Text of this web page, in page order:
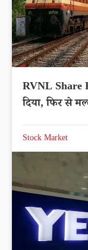
RVNL Share
दिया, फिर से
Stock Market